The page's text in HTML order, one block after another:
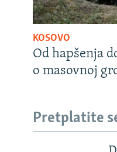
KOSOVO
Od hapšenja
o masovnoj
Pretplatite